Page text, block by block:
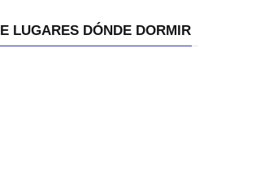
LUGARES DÓNDE DORMIR